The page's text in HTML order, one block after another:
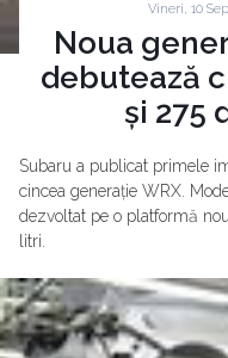
Vineri, 10
Noua
debutează
și 275
Subaru a publicat primele
cincea generație WRX.
dezvoltat pe o platformă
litri.